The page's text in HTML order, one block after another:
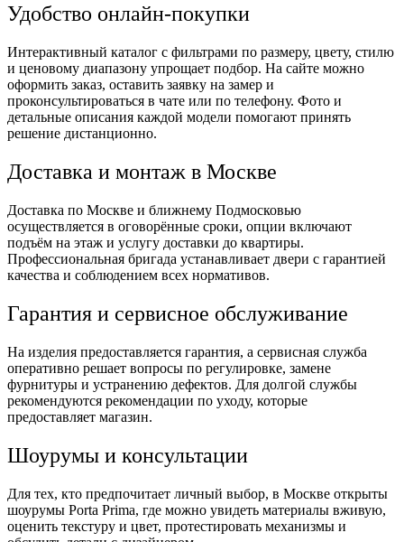
Удобство онлайн-покупки
Интерактивный каталог с фильтрами по размеру, цвету, стилю
и ценовому диапазону упрощает подбор. На сайте можно
оформить заказ, оставить заявку на замер и
проконсультироваться в чате или по телефону. Фото и
детальные описания каждой модели помогают принять
решение дистанционно.
Доставка и монтаж в Москве
Доставка по Москве и ближнему Подмосковью
осуществляется в оговорённые сроки, опции включают
подъём на этаж и услугу доставки до квартиры.
Профессиональная бригада устанавливает двери с гарантией
качества и соблюдением всех нормативов.
Гарантия и сервисное обслуживание
На изделия предоставляется гарантия, а сервисная служба
оперативно решает вопросы по регулировке, замене
фурнитуры и устранению дефектов. Для долгой службы
рекомендуются рекомендации по уходу, которые
предоставляет магазин.
Шоурумы и консультации
Для тех, кто предпочитает личный выбор, в Москве открыты
шоурумы Porta Prima, где можно увидеть материалы вживую,
оценить текстуру и цвет, протестировать механизмы и